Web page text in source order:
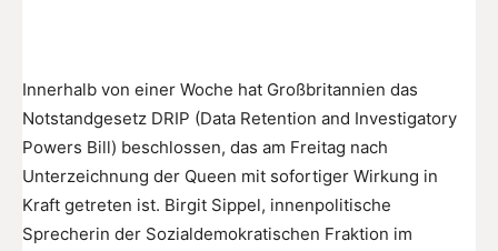
Innerhalb von einer Woche hat Großbritannien das
Notstandgesetz DRIP (Data Retention and Investigatory
Powers Bill) beschlossen, das am Freitag nach
Unterzeichnung der Queen mit sofortiger Wirkung in
Kraft getreten ist. Birgit Sippel, innenpolitische
Sprecherin der Sozialdemokratischen Fraktion im